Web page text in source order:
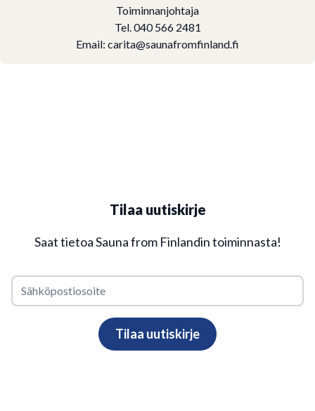
Toiminnanjohtaja
Tel. 040 566 2481
Email: carita@saunafromfinland.fi
Tilaa uutiskirje
Saat tietoa Sauna from Finlandin toiminnasta!